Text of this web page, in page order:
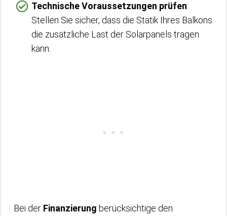
Technische Voraussetzungen prüfen:
Stellen Sie sicher, dass die Statik Ihres Balkons
die zusätzliche Last der Solarpanels tragen
kann.
Bei der Finanzierung berücksichtige den